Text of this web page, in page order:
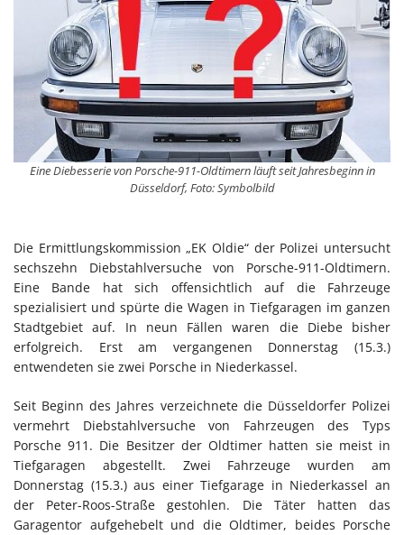
Eine Diebesserie von Porsche-911-Oldtimern läuft seit Jahresbeginn in
Düsseldorf, Foto: Symbolbild
Die Ermittlungskommission „EK Oldie“ der Polizei untersucht
sechszehn Diebstahlversuche von Porsche-911-Oldtimern.
Eine Bande hat sich offensichtlich auf die Fahrzeuge
spezialisiert und spürte die Wagen in Tiefgaragen im ganzen
Stadtgebiet auf. In neun Fällen waren die Diebe bisher
erfolgreich. Erst am vergangenen Donnerstag (15.3.)
entwendeten sie zwei Porsche in Niederkassel.
Seit Beginn des Jahres verzeichnete die Düsseldorfer Polizei
vermehrt Diebstahlversuche von Fahrzeugen des Typs
Porsche 911. Die Besitzer der Oldtimer hatten sie meist in
Tiefgaragen abgestellt. Zwei Fahrzeuge wurden am
Donnerstag (15.3.) aus einer Tiefgarage in Niederkassel an
der Peter-Roos-Straße gestohlen. Die Täter hatten das
Garagentor aufgehebelt und die Oldtimer, beides Porsche